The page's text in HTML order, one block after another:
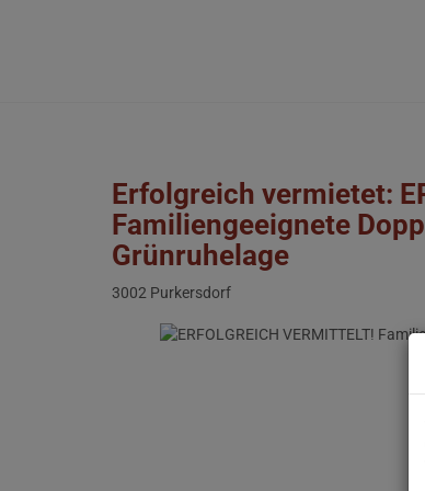
Erfolgreich vermietet:
Familiengeeignete
Grünruhelage
3002 Purkersdorf